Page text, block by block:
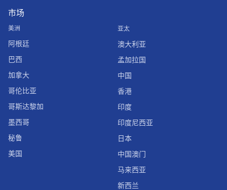
市场
美洲
阿根廷
巴西
加拿大
哥伦比亚
哥斯达黎加
墨西哥
秘鲁
美国
亚太
澳大利亚
孟加拉国
中国
香港
印度
印度尼西亚
日本
中国澳门
马来西亚
新西兰